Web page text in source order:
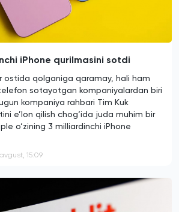
iPhone qurilmasini sotdi
ostida qolganiga qaramay, hali ham
sotayotgan kompaniyalardan biri
kompaniya rahbari Tim Kuk
e’lon qilish chog‘ida juda muhim bir
o‘zining 3 milliardinchi iPhone
15:09